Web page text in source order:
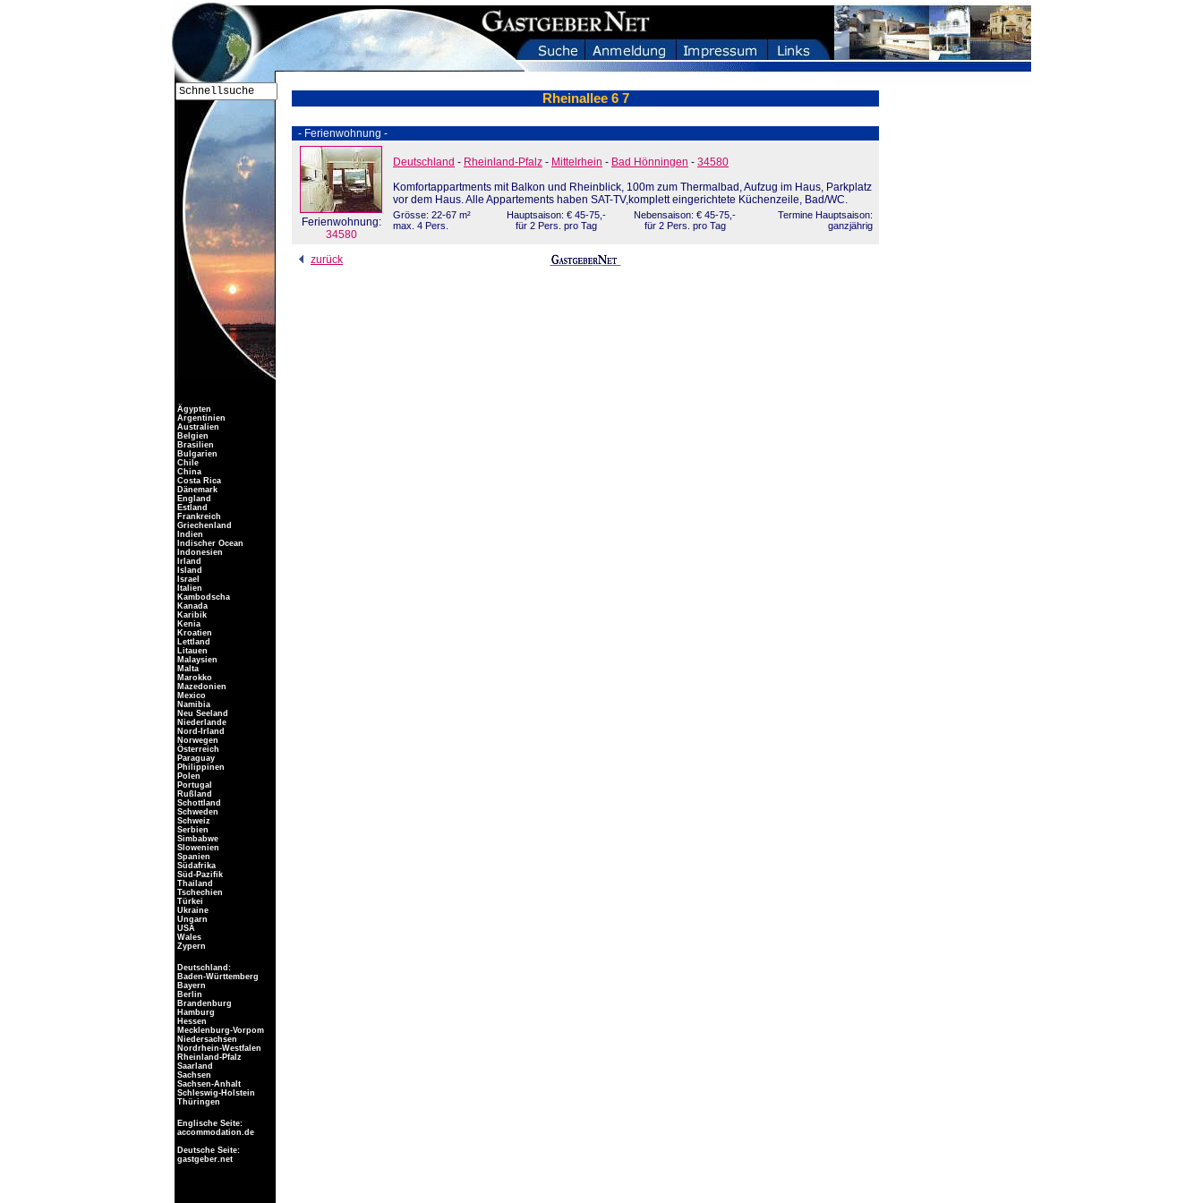
Rheinallee 6 7
- Ferienwohnung -
Ferienwohnung:
34580
Deutschland - Rheinland-Pfalz - Mittelrhein - Bad Hönningen - 34580
Komfortappartments mit Balkon und Rheinblick, 100m zum Thermalbad, Aufzug im Haus, Parkplatz
vor dem Haus. Alle Appartements haben SAT-TV,komplett eingerichtete Küchenzeile, Bad/WC.
Grösse: 22-67 m²
max. 4 Pers.
Hauptsaison: € 45-75,-
für 2 Pers. pro Tag
Nebensaison: € 45-75,-
für 2 Pers. pro Tag
Termine Hauptsaison:
ganzjährig
zurück
Ägypten
Argentinien
Australien
Belgien
Brasilien
Bulgarien
Chile
China
Costa Rica
Dänemark
England
Estland
Frankreich
Griechenland
Indien
Indischer Ocean
Indonesien
Irland
Island
Israel
Italien
Kambodscha
Kanada
Karibik
Kenia
Kroatien
Lettland
Litauen
Malaysien
Malta
Marokko
Mazedonien
Mexico
Namibia
Neu Seeland
Niederlande
Nord-Irland
Norwegen
Österreich
Paraguay
Philippinen
Polen
Portugal
Rußland
Schottland
Schweden
Schweiz
Serbien
Simbabwe
Slowenien
Spanien
Südafrika
Süd-Pazifik
Thailand
Tschechien
Türkei
Ukraine
Ungarn
USA
Wales
Zypern
Deutschland:
Baden-Württemberg
Bayern
Berlin
Brandenburg
Hamburg
Hessen
Mecklenburg-Vorpom
Niedersachsen
Nordrhein-Westfalen
Rheinland-Pfalz
Saarland
Sachsen
Sachsen-Anhalt
Schleswig-Holstein
Thüringen
Englische Seite:
accommodation.de
Deutsche Seite:
gastgeber.net